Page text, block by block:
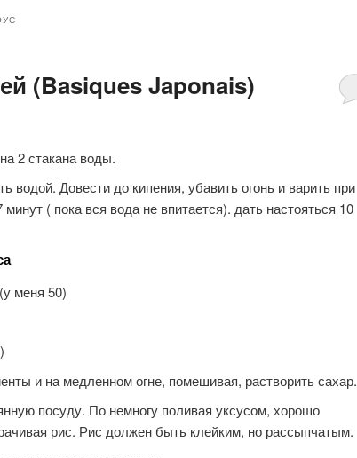
(Basiques Japonais)
2 стакана воды.
водой. Довести до кипения, убавить огонь и варить при
( пока вся вода не впитается). дать настояться 10
меня 50)
и на медленном огне, помешивая, растворить сахар.
посуду. По немногу поливая уксусом, хорошо
рис. Рис должен быть клейким, но рассыпчатым.